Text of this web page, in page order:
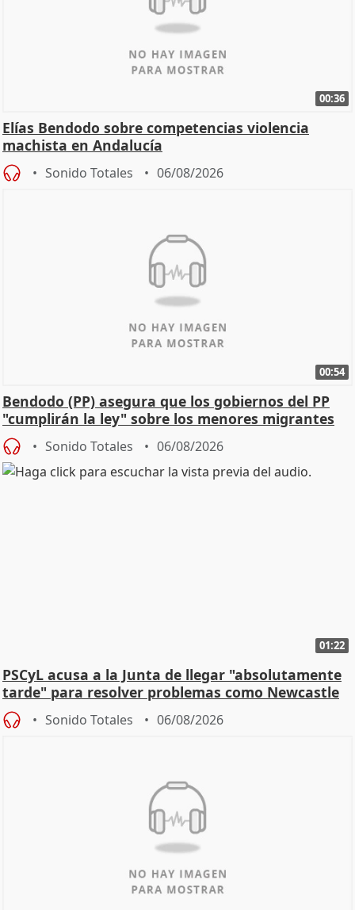
00:36
Elías Bendodo sobre competencias violencia
machista en Andalucía
Sonido Totales 06/08/2026
00:54
Bendodo (PP) asegura que los gobiernos del PP
"cumplirán la ley" sobre los menores migrantes
Sonido Totales 06/08/2026
01:22
PSCyL acusa a la Junta de llegar "absolutamente
tarde" para resolver problemas como Newcastle
Sonido Totales 06/08/2026